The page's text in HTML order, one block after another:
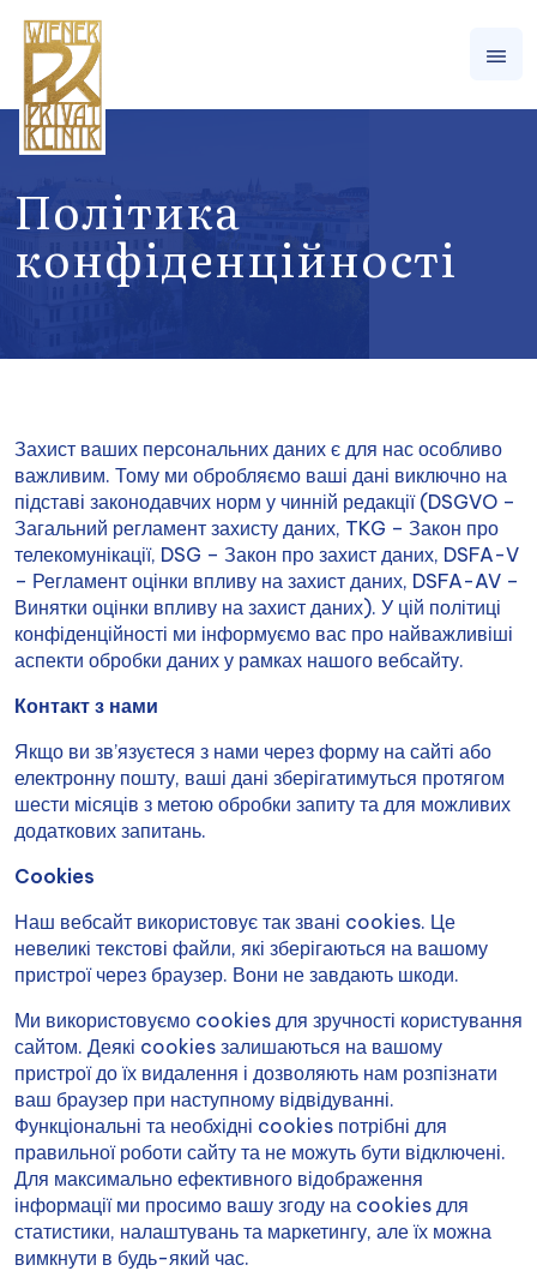
Політика
конфіденційності
Захист ваших персональних даних є для нас особливо
важливим. Тому ми обробляємо ваші дані виключно на
підставі законодавчих норм у чинній редакції (DSGVO –
Загальний регламент захисту даних, TKG – Закон про
телекомунікації, DSG – Закон про захист даних, DSFA-V
– Регламент оцінки впливу на захист даних, DSFA-AV –
Винятки оцінки впливу на захист даних). У цій політиці
конфіденційності ми інформуємо вас про найважливіші
аспекти обробки даних у рамках нашого вебсайту.
Контакт з нами
Якщо ви зв’язуєтеся з нами через форму на сайті або
електронну пошту, ваші дані зберігатимуться протягом
шести місяців з метою обробки запиту та для можливих
додаткових запитань.
Cookies
Наш вебсайт використовує так звані cookies. Це
невеликі текстові файли, які зберігаються на вашому
пристрої через браузер. Вони не завдають шкоди.
Ми використовуємо cookies для зручності користування
сайтом. Деякі cookies залишаються на вашому
пристрої до їх видалення і дозволяють нам розпізнати
ваш браузер при наступному відвідуванні.
Функціональні та необхідні cookies потрібні для
правильної роботи сайту та не можуть бути відключені.
Для максимально ефективного відображення
інформації ми просимо вашу згоду на cookies для
статистики, налаштувань та маркетингу, але їх можна
вимкнути в будь-який час.